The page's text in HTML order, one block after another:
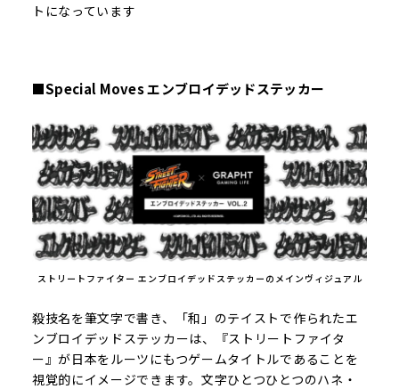
トになっています
■Special Moves エンブロイデッドステッカー
ストリートファイター エンブロイデッドステッカーのメインヴィジュアル
殺技名を筆文字で書き、「和」のテイストで作られたエ
ンブロイデッドステッカーは、『ストリートファイタ
ー』が日本をルーツにもつゲームタイトルであることを
視覚的にイメージできます。文字ひとつひとつのハネ・